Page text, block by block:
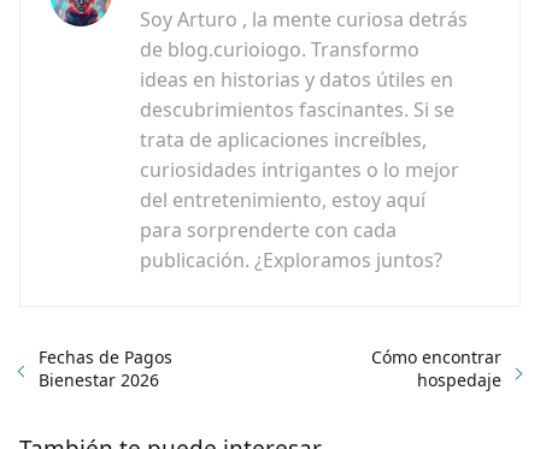
Soy Arturo , la mente curiosa detrás
de blog.curioiogo. Transformo
ideas en historias y datos útiles en
descubrimientos fascinantes. Si se
trata de aplicaciones increíbles,
curiosidades intrigantes o lo mejor
del entretenimiento, estoy aquí
para sorprenderte con cada
publicación. ¿Exploramos juntos?
Fechas de Pagos
Bienestar 2026
Cómo encontrar
hospedaje